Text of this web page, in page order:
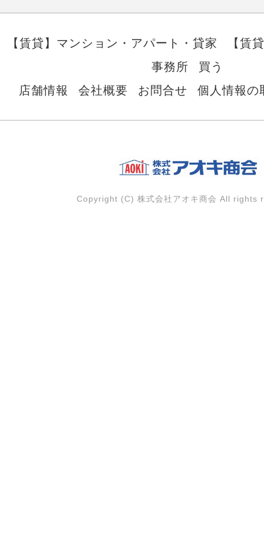
【賃貸】マンション・アパート・貸家
【賃
事務所
買う
店舗情報
会社概要 お問合せ 個人情報の
Copyright (C) 株式会社アオキ商会 All rights